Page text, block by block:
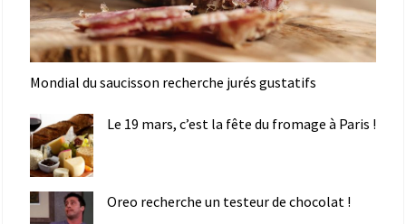
Mondial du saucisson recherche jurés gustatifs
Le 19 mars, c’est la fête du fromage à Paris !
Oreo recherche un testeur de chocolat !